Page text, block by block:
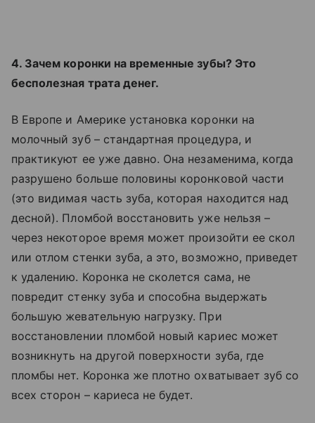
4. Зачем коронки на временные зубы? Это
бесполезная трата денег.
В Европе и Америке установка коронки на
молочный зуб – стандартная процедура, и
практикуют ее уже давно. Она незаменима, когда
разрушено больше половины коронковой части
(это видимая часть зуба, которая находится над
десной). Пломбой восстановить уже нельзя –
через некоторое время может произойти ее скол
или отлом стенки зуба, а это, возможно, приведет
к удалению. Коронка не сколется сама, не
повредит стенку зуба и способна выдержать
большую жевательную нагрузку. При
восстановлении пломбой новый кариес может
возникнуть на другой поверхности зуба, где
пломбы нет. Коронка же плотно охватывает зуб со
всех сторон – кариеса не будет.